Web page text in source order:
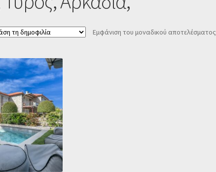
Εμφάνιση του μοναδικού αποτελέσματος